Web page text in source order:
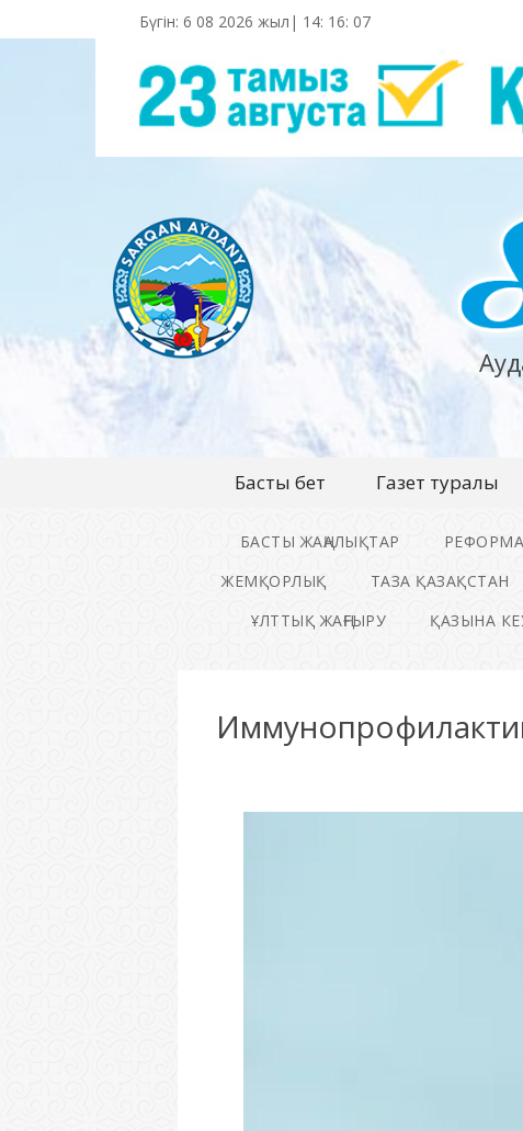
Бүгін: 6 08 2026 жыл| 14: 16: 08
Басты бет Газет туралы
БАСТЫ ЖАҢАЛЫҚТАР РЕФОРМА
ЖЕМҚОРЛЫҚ
ТАЗА ҚАЗАҚСТАН
ҰЛТТЫҚ ЖАҢҒЫРУ
ҚАЗЫНА